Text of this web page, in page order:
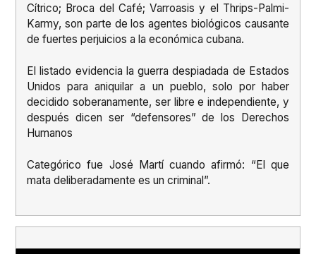
Cítrico; Broca del Café; Varroasis y el Thrips-Palmi-
Karmy, son parte de los agentes biológicos causante
de fuertes perjuicios a la económica cubana.
El listado evidencia la guerra despiadada de Estados
Unidos para aniquilar a un pueblo, solo por haber
decidido soberanamente, ser libre e independiente, y
después dicen ser “defensores” de los Derechos
Humanos
Categórico fue José Martí cuando afirmó: “El que
mata deliberadamente es un criminal”.